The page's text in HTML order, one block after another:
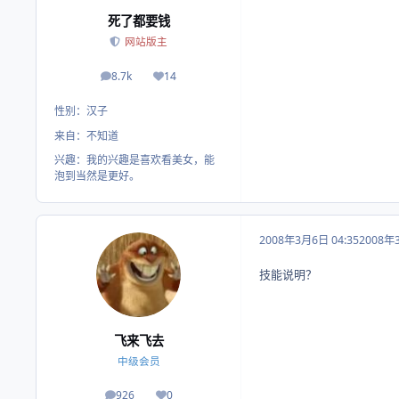
死了都要钱
网站版主
8.7k
帖子 14
荣誉积分
性别： 汉子
来自： 不知道
兴趣： 我的兴趣是喜欢看美女，能
泡到当然是更好。
飞来飞去
中级会员
926 0
2008年3月6日 04:352008年
技能说明？